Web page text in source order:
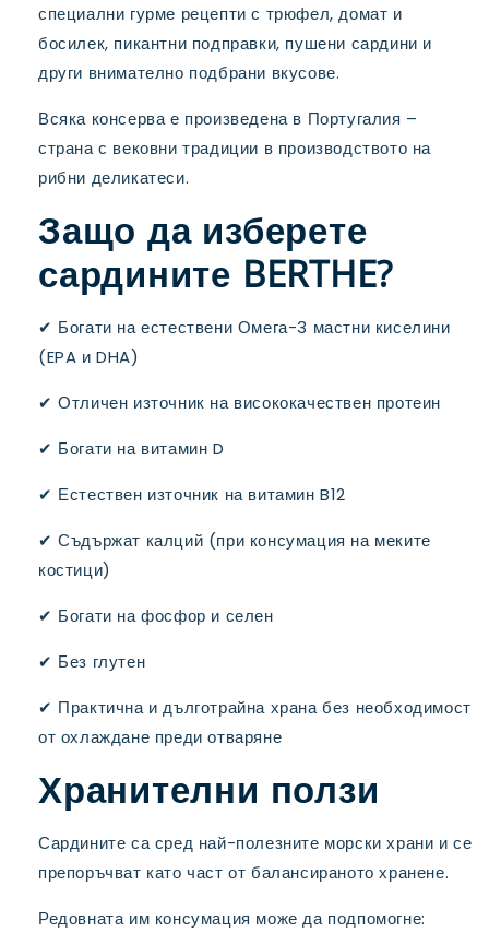
специални гурме рецепти с трюфел, домат и
босилек, пикантни подправки, пушени сардини и
други внимателно подбрани вкусове.
Всяка консерва е произведена в Португалия –
страна с вековни традиции в производството на
рибни деликатеси.
Защо да изберете
сардините BERTHE?
✔ Богати на естествени Омега-3 мастни киселини
(EPA и DHA)
✔ Отличен източник на висококачествен протеин
✔ Богати на витамин D
✔ Естествен източник на витамин B12
✔ Съдържат калций (при консумация на меките
костици)
✔ Богати на фосфор и селен
✔ Без глутен
✔ Практична и дълготрайна храна без необходимост
от охлаждане преди отваряне
Хранителни ползи
Сардините са сред най-полезните морски храни и се
препоръчват като част от балансираното хранене.
Редовната им консумация може да подпомогне: